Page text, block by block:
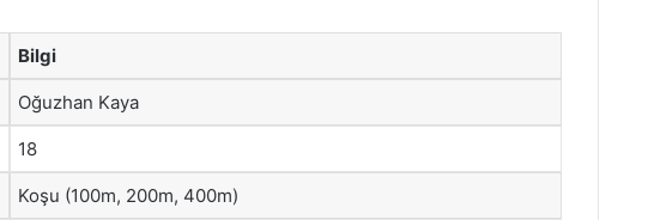
Bilgi
Oğuzhan Kaya
18
Koşu (100m, 200m, 400m)